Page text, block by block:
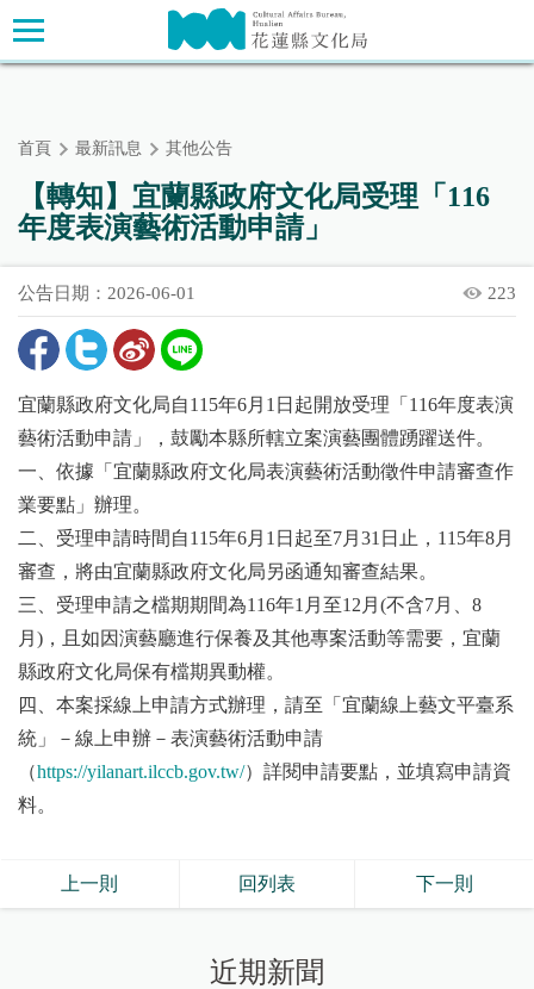
跳
到
主
主要內容區塊
首頁 最新訊息 其他公告
【轉知】宜蘭縣政府文化局受理「116
年度表演藝術活動申請」
公告日期：2026-06-01 223
宜蘭縣政府文化局自115年6月1日起開放受理「116年度表演
藝術活動申請」，鼓勵本縣所轄立案演藝團體踴躍送件。
一、依據「宜蘭縣政府文化局表演藝術活動徵件申請審查作
業要點」辦理。
二、受理申請時間自115年6月1日起至7月31日止，115年8月
審查，將由宜蘭縣政府文化局另函通知審查結果。
三、受理申請之檔期期間為116年1月至12月(不含7月、8
月)，且如因演藝廳進行保養及其他專案活動等需要，宜蘭
縣政府文化局保有檔期異動權。
四、本案採線上申請方式辦理，請至「宜蘭線上藝文平臺系
統」－線上申辦－表演藝術活動申請
（https://yilanart.ilccb.gov.tw/）詳閱申請要點，並填寫申請資
料。
上一則 回列表 下一則
近期新聞